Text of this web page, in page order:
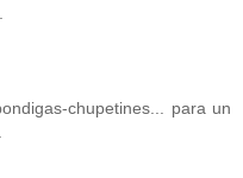
chupetines... para un